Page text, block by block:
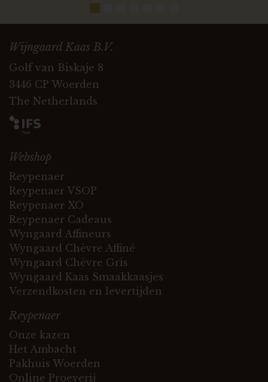
Wijngaard Kaas B.V.
Golf van Biskaje 8
3446 CP Woerden
The Netherlands
Webshop
Reypenaer
Reypenaer VSOP
Reypenaer XO
Reypenaer Cadeaus
Wyngaard Affineurs
Wyngaard Chèvre Affiné
Wyngaard Chèvre Gris
Wyngaard Kaas Smaakkaasjes
Verzendkosten en levertijden
Reypenaer
Onze kazen
Het Ambacht
Pakhuis Woerden
Online Proeverij